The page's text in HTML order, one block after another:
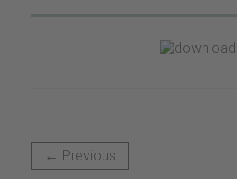
← Previous